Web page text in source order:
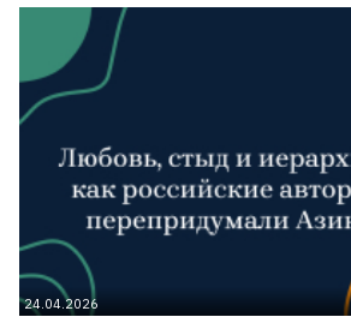
24.04.2026